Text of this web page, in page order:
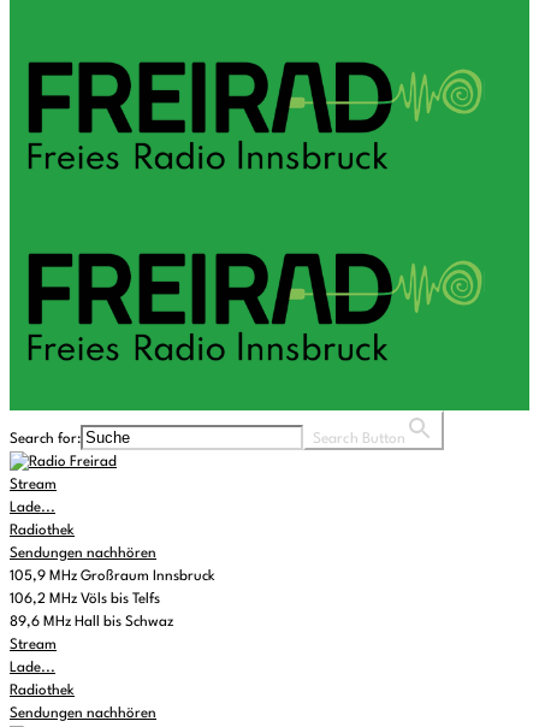
Search for: Search Button
Stream
Lade...
Radiothek
Sendungen nachhören
105,9 MHz Großraum Innsbruck
106,2 MHz Völs bis Telfs
89,6 MHz Hall bis Schwaz
Stream
Lade...
Radiothek
Sendungen nachhören